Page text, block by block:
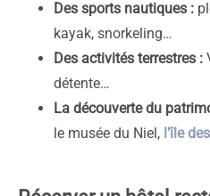
Des sports nautiques :
kayak, snorkeling…
Des activités terrestres :
détente…
La découverte du
le musée du Niel, l’île